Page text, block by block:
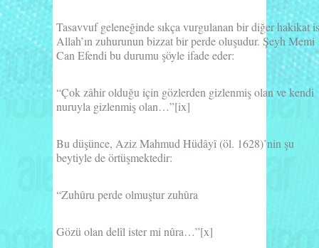
Tasavvuf geleneğinde sıkça vurgulanan bir diğer hakikat
Allah’ın zuhurunun bizzat bir perde oluşudur. Şeyh Memi
Can Efendi bu durumu şöyle ifade eder:
“Çok zâhir olduğu için gözlerden gizlenmiş olan ve kendi
nuruyla gizlenmiş olan…”[ix]
Bu düşünce, Aziz Mahmud Hüdâyî(öl. 1628)’nin şu
beytiyle de örtüşmektedir:
“Zuhûru perde olmuştur zuhûra
Gözü olan delîl ister mi nûra…”[x]